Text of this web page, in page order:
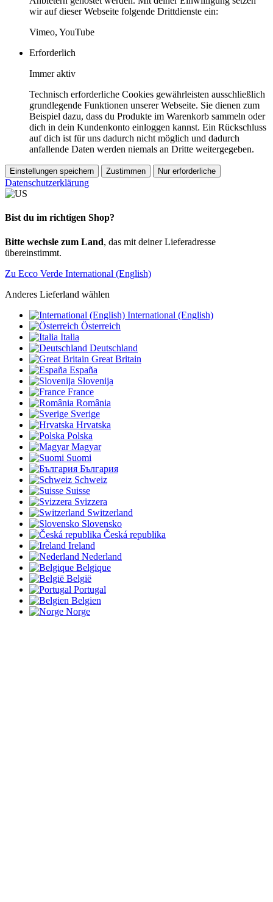
wir auf dieser Webseite folgende Drittdienste ein:
Vimeo, YouTube
Erforderlich
Immer aktiv
Technisch erforderliche Cookies gewährleisten ausschließlich
grundlegende Funktionen unserer Webseite. Sie dienen zum
Beispiel dazu, dass du Produkte im Warenkorb sammeln oder
dich in dein Kundenkonto einloggen kannst. Ein Rückschluss
auf dich ist für uns dadurch nicht möglich und dadurch
anfallende Daten werden niemals an Dritte weitergegeben.
Einstellungen speichern Zustimmen Nur erforderliche
Datenschutzerklärung
Bist du im richtigen Shop?
Bitte wechsle zum Land, das mit deiner Lieferadresse
übereinstimmt.
Zu Ecco Verde International (English)
Anderes Lieferland wählen
International (English)
Österreich
Italia
Deutschland
Great Britain
España
Slovenija
France
România
Sverige
Hrvatska
Polska
Magyar
Suomi
България
Schweiz
Suisse
Svizzera
Switzerland
Slovensko
Česká republika
Ireland
Nederland
Belgique
België
Portugal
Belgien
Norge